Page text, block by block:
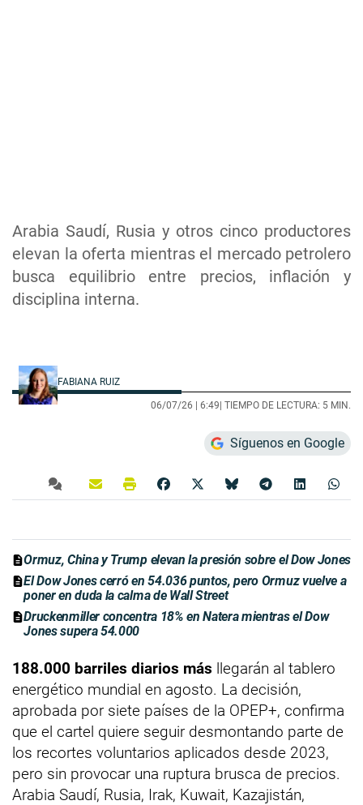
Arabia Saudí, Rusia y otros cinco productores
elevan la oferta mientras el mercado petrolero
busca equilibrio entre precios, inflación y
disciplina interna.
FABIANA RUIZ
06/07/26 | 6:49| TIEMPO DE LECTURA: 5 MIN.
Síguenos en Google
Ormuz, China y Trump elevan la presión sobre el Dow Jones
El Dow Jones cerró en 54.036 puntos, pero Ormuz vuelve a
poner en duda la calma de Wall Street
Druckenmiller concentra 18% en Natera mientras el Dow
Jones supera 54.000
188.000 barriles diarios más llegarán al tablero
energético mundial en agosto. La decisión,
aprobada por siete países de la OPEP+, confirma
que el cartel quiere seguir desmontando parte de
los recortes voluntarios aplicados desde 2023,
pero sin provocar una ruptura brusca de precios.
Arabia Saudí, Rusia, Irak, Kuwait, Kazajistán,